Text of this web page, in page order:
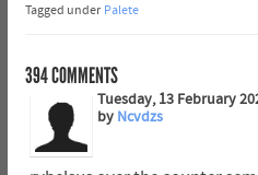
Tagged under Palete
394COMMENTS
Tuesday, 13 February
by Ncvdzs